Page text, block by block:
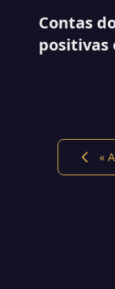
Contas
positivas
«